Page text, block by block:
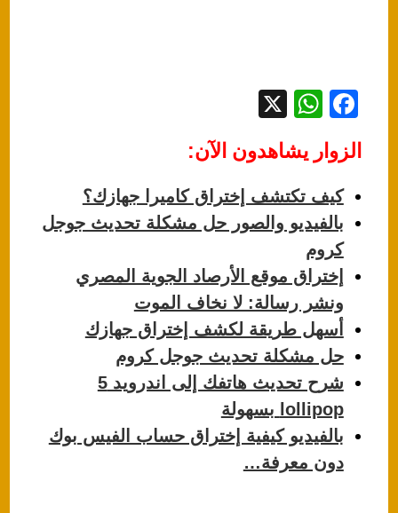
F
c
e
b
o
o
k
W
at
s
A
p
الزوار يشاهدون الآن:
كيف تكتشف إختراق كاميرا جهازك؟
بالفيديو والصور حل مشكلة تحديث جوجل
كروم
إختراق موقع الأرصاد الجوية المصري
ونشر رسالة: لا نخاف الموت
أسهل طريقة لكشف إختراق جهازك
حل مشكلة تحديث جوجل كروم
شرح تحديث هاتفك إلى اندرويد 5
lollipop بسهولة
بالفيديو كيفية إختراق حساب الفيس بوك
دون معرفة…